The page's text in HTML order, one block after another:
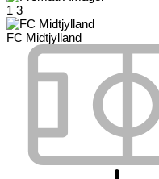
1 3
FC Midtjylland